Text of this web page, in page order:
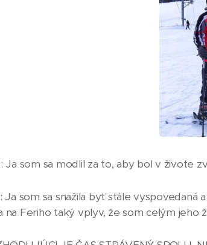
Ja som sa modlil za to, aby bol v živote
Ja som sa snažila byť stále vyspovedaná
na Feriho taký vplyv, že som celým jeho